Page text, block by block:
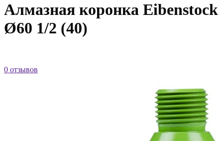
Алмазная коронка Eibenstock
Ø60 1/2 (40)
0 отзывов